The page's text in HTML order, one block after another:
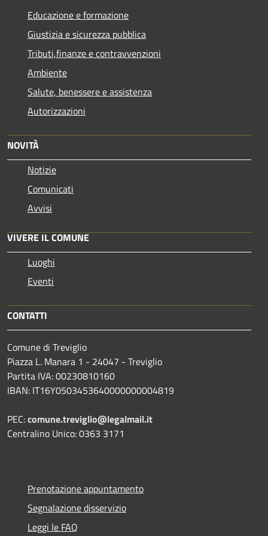
Educazione e formazione
Giustizia e sicurezza pubblica
Tributi,finanze e contravvenzioni
Ambiente
Salute, benessere e assistenza
Autorizzazioni
NOVITÀ
Notizie
Comunicati
Avvisi
VIVERE IL COMUNE
Luoghi
Eventi
CONTATTI
Comune di Treviglio
Piazza L. Manara 1 - 24047 - Treviglio
Partita IVA: 00230810160
IBAN: IT16Y0503453640000000004819
PEC:comune.treviglio@legalmail.it
Centralino Unico: 0363 3171
Prenotazione appuntamento
Segnalazione disservizio
Leggi le FAQ